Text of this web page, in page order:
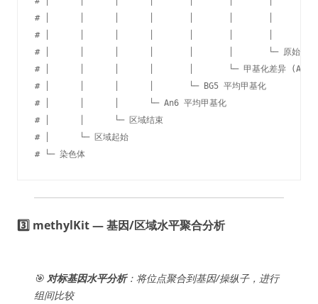
# │      │      │      │       │       │       │        │
# │      │      │      │       │       │       │        └─
# │      │      │      │       │       │       └─ 原始 p
# │      │      │      │       │       └─ 甲基化差异 (An6 -
# │      │      │      │       └─ BG5 平均甲基化
# │      │      │      └─ An6 平均甲基化
# │      │      └─ 区域结束
# │      └─ 区域起始
# └─ 染色体
3️⃣ methylKit — 基因/区域水平聚合分析
🎯 对标基因水平分析：将位点聚合到基因/操纵子，进行
组间比较